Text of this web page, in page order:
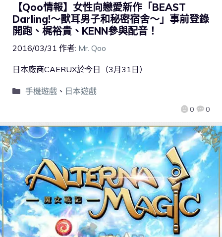
【Qoo情報】女性向戀愛新作「BEAST
Darling!〜獸耳男子和秘密宿舍〜」事前登錄
開跑、梶裕貴、KENN參與配音！
2016/03/31 作者: Mr. Qoo
0 0
日本廠商CAERUX於今日（3月31日）
手機遊戲、 日本遊戲